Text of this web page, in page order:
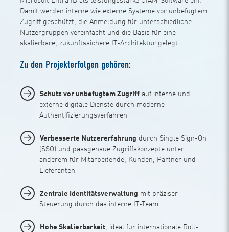
Damit werden interne wie externe Systeme vor unbefugtem
Zugriff geschützt, die Anmeldung für unterschiedliche
Nutzergruppen vereinfacht und die Basis für eine
skalierbare, zukunftssichere IT-Architektur gelegt.
Zu den Projekterfolgen gehören:
Schutz vor unbefugtem Zugriff auf interne und
externe digitale Dienste durch moderne
Authentifizierungsverfahren
Verbesserte Nutzererfahrung durch Single Sign-On
(SSO) und passgenaue Zugriffskonzepte unter
anderem für Mitarbeitende, Kunden, Partner und
Lieferanten
Zentrale Identitätsverwaltung mit präziser
Steuerung durch das interne IT-Team
Hohe Skalierbarkeit, ideal für internationale Roll-